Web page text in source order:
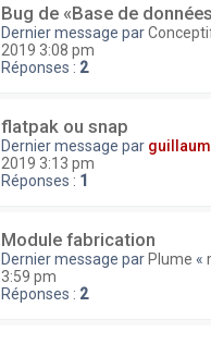
Bug de «Base de
Dernier message par
2019 3:08 pm
Réponses : 2
flatpak ou snap
Dernier message par
2019 3:13 pm
Réponses : 1
Module fabrication
Dernier message parPlume «
3:59 pm
Réponses : 2